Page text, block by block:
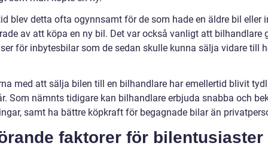
blev detta ofta ogynnsamt för de som hade en äldre bil eller
av att köpa en ny bil. Det var också vanligt att bilhandlare
för inbytesbilar som de sedan skulle kunna sälja vidare till
med att sälja bilen till en bilhandlare har emellertid blivit
Som nämnts tidigare kan bilhandlare erbjuda snabba och
samt ha bättre köpkraft för begagnade bilar än
faktorer för bilentusiaster